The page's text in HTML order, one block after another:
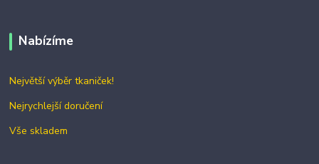
Nabízíme
Největší výběr tkaniček!
Nejrychlejší doručení
Vše skladem